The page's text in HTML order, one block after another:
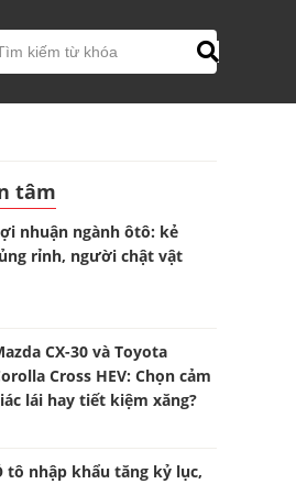
tâm
nhuận ngành ôtô: kẻ
rỉnh, người chật vật
CX-30 và Toyota
Cross HEV: Chọn cảm
lái hay tiết kiệm xăng?
tô nhập khẩu tăng kỷ lục,